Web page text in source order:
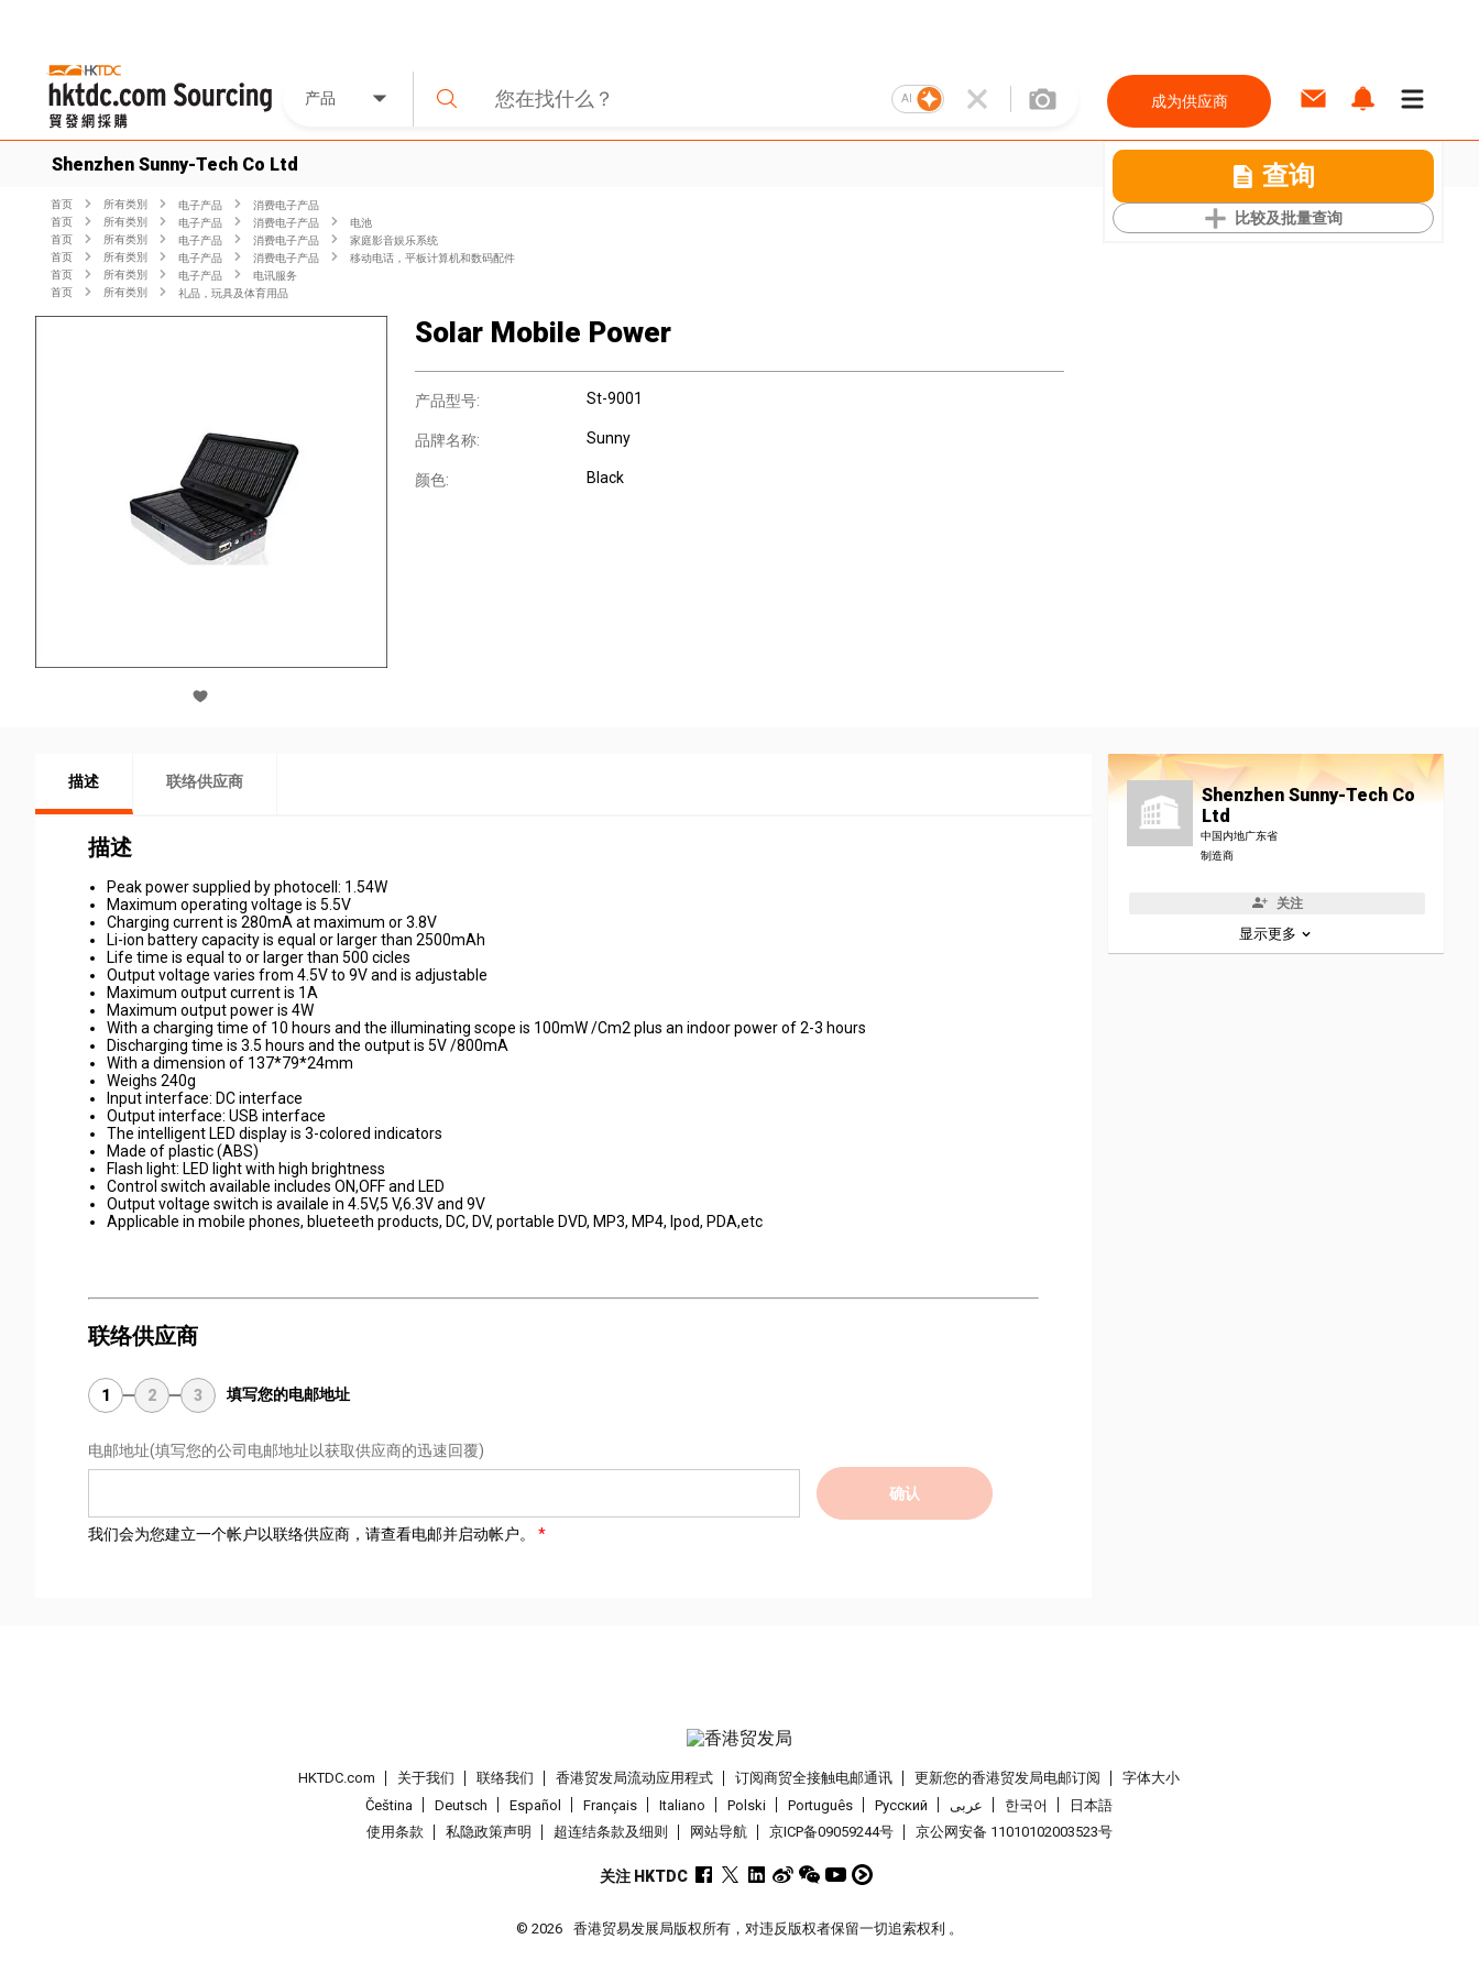
产品 AI 成为供应商
Shenzhen Sunny-Tech Co Ltd 查询
比较及批量查询
首页 所有类別 电子产品
消费电子产品
首页
所有类別 电子产品 消费电子产品
电池
首页
所有类別 电子产品 消费电子产品
家庭影音娱乐系统
首页
所有类別 电子产品 消费电子产品
移动电话，平板计算机和数码配件
首页
所有类別 电子产品
电讯服务
首页
所有类別 礼品，玩具及体育用品
Solar Mobile Power
产品型号: St-9001
品牌名称: Sunny
颜色: Black
描述 联络供应商
描述
Peak power supplied by photocell: 1.54W
Maximum operating voltage is 5.5V
Charging current is 280mA at maximum or 3.8V
Li-ion battery capacity is equal or larger than 2500mAh
Life time is equal to or larger than 500 cicles
Output voltage varies from 4.5V to 9V and is adjustable
Maximum output current is 1A
Maximum output power is 4W
With a charging time of 10 hours and the illuminating scope is 100mW /Cm2 plus an indoor power of 2-3 hours
Discharging time is 3.5 hours and the output is 5V /800mA
With a dimension of 137*79*24mm
Weighs 240g
Input interface: DC interface
Output interface: USB interface
The intelligent LED display is 3-colored indicators
Made of plastic (ABS)
Flash light: LED light with high brightness
Control switch available includes ON,OFF and LED
Output voltage switch is availale in 4.5V,5 V,6.3V and 9V
Applicable in mobile phones, blueteeth products, DC, DV, portable DVD, MP3, MP4, Ipod, PDA,etc
联络供应商
1 2 3 填写您的电邮地址
电邮地址(填写您的公司电邮地址以获取供应商的迅速回覆)
确认
我们会为您建立一个帐户以联络供应商，请查看电邮并启动帐户。
Shenzhen Sunny-Tech Co
Ltd
中国内地广东省
制造商
关注
显示更多
HKTDC.com 关于我们 联络我们 香港贸发局流动应用程式 订阅商贸全接触电邮通讯 更新您的香港贸发局电邮订阅
字体大小
Čeština
Deutsch Español Français Italiano Polski Português Pусский عربى 한국어
日本語
使用条款
私隐政策声明 超连结条款及细则 网站导航 京ICP备09059244号 京公网安备 11010102003523号
关注 HKTDC
© 2026 香港贸易发展局版权所有，对违反版权者保留一切追索权利 。